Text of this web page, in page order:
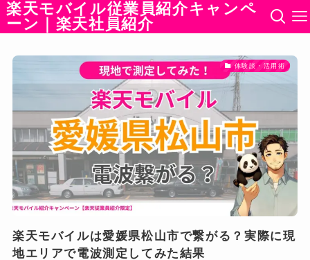
楽天モバイル従業員紹介キャンペ
ーン｜楽天社員紹介
体験談・活用術
楽天モバイルは愛媛県松山市で繋がる？実際に現
地エリアで電波測定してみた結果